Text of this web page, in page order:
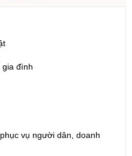
gia đình
vụ người dân, doanh